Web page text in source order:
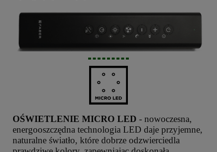
OŚWIETLENIE MICRO LED - nowoczesna,
energooszczędna technologia LED daje przyjemne,
naturalne światło, które dobrze odzwierciedla